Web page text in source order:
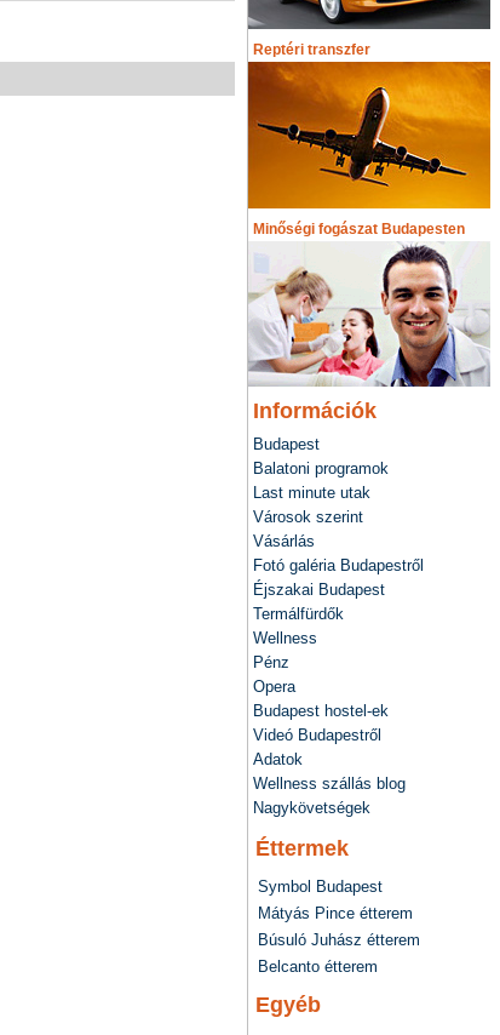
Reptéri transzfer
Minőségi fogászat Budapesten
Információk
Budapest
Balatoni programok
Last minute utak
Városok szerint
Vásárlás
Fotó galéria Budapestről
Éjszakai Budapest
Termálfürdők
Wellness
Pénz
Opera
Budapest hostel-ek
Videó Budapestről
Adatok
Wellness szállás blog
Nagykövetségek
Éttermek
Symbol Budapest
Mátyás Pince étterem
Búsuló Juhász étterem
Belcanto étterem
Egyéb